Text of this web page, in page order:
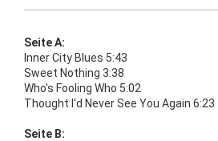
Seite A:
Inner City Blues 5:43
Sweet Nothing 3:38
Who's Fooling Who 5:02
Thought I'd Never See You Again 6:23
Seite B: